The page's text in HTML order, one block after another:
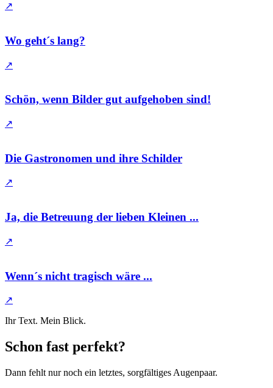
↗
Wo geht´s lang?
↗
Schön, wenn Bilder gut aufgehoben sind!
↗
Die Gastronomen und ihre Schilder
↗
Ja, die Betreuung der lieben Kleinen ...
↗
Wenn´s nicht tragisch wäre ...
↗
Ihr Text. Mein Blick.
Schon fast perfekt?
Dann fehlt nur noch ein letztes, sorgfältiges Augenpaar.